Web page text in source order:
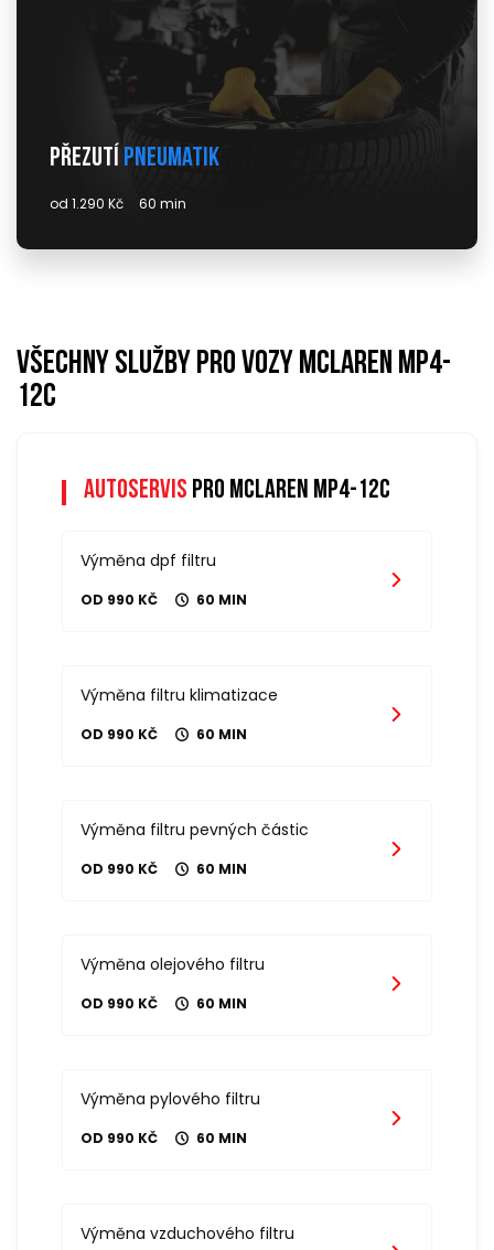
Přezutí pneumatik
od 1.290 Kč 60 min
Všechny služby pro vozy mclaren mp4-
12c
Autoservis pro mclaren mp4-12c
Výměna dpf filtru
OD 990 KČ 60 MIN
Výměna filtru klimatizace
OD 990 KČ 60 MIN
Výměna filtru pevných částic
OD 990 KČ 60 MIN
Výměna olejového filtru
OD 990 KČ 60 MIN
Výměna pylového filtru
OD 990 KČ 60 MIN
Výměna vzduchového filtru